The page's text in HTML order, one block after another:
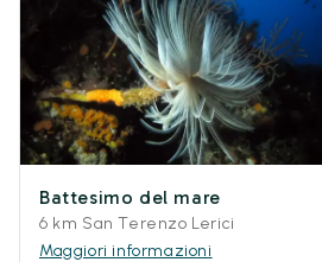
Battesimo del mare
6 km San Terenzo Lerici
Maggiori informazioni